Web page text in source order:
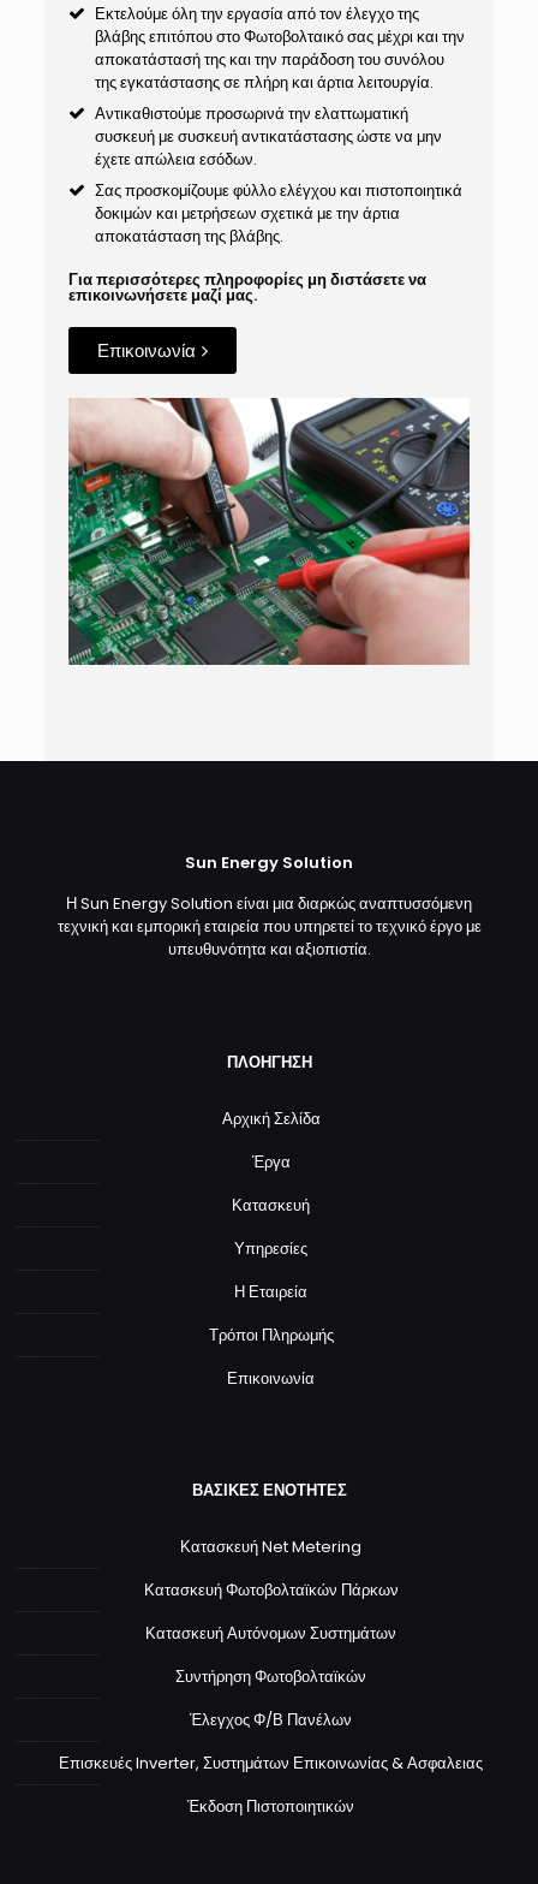
Εκτελούμε όλη την εργασία από τον έλεγχο της
βλάβης επιτόπου στο Φωτοβολταικό σας μέχρι και την
αποκατάστασή της και την παράδοση του συνόλου
της εγκατάστασης σε πλήρη και άρτια λειτουργία.
Αντικαθιστούμε προσωρινά την ελαττωματική
συσκευή με συσκευή αντικατάστασης ώστε να μην
έχετε απώλεια εσόδων.
Σας προσκομίζουμε φύλλο ελέγχου και πιστοποιητικά
δοκιμών και μετρήσεων σχετικά με την άρτια
αποκατάσταση της βλάβης.
Για περισσότερες πληροφορίες μη διστάσετε να
επικοινωνήσετε μαζί μας.
Επικοινωνία
Sun Energy Solution
Η Sun Energy Solution είναι μια διαρκώς αναπτυσσόμενη
τεχνική και εμπορική εταιρεία που υπηρετεί το τεχνικό έργο με
υπευθυνότητα και αξιοπιστία.
ΠΛΟΗΓΗΣΗ
Αρχική Σελίδα
Έργα
Κατασκευή
Υπηρεσίες
Η Εταιρεία
Τρόποι Πληρωμής
Επικοινωνία
ΒΑΣΙΚΕΣ ΕΝΟΤΗΤΕΣ
Κατασκευή Net Metering
Κατασκευή Φωτοβολταϊκών Πάρκων
Κατασκευή Αυτόνομων Συστημάτων
Συντήρηση Φωτοβολταϊκών
Έλεγχος Φ/Β Πανέλων
Επισκευές Inverter, Συστημάτων Επικοινωνίας & Ασφαλειας
Έκδοση Πιστοποιητικών